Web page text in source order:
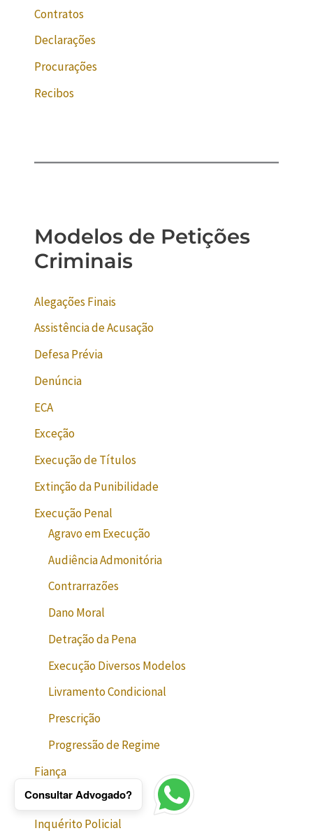
Contratos
Declarações
Procurações
Recibos
Modelos de Petições
Criminais
Alegações Finais
Assistência de Acusação
Defesa Prévia
Denúncia
ECA
Exceção
Execução de Títulos
Extinção da Punibilidade
Execução Penal
Agravo em Execução
Audiência Admonitória
Contrarrazões
Dano Moral
Detração da Pena
Execução Diversos Modelos
Livramento Condicional
Prescrição
Progressão de Regime
Fiança
Habeas Corpus
Inquérito Policial
Consultar Advogado?